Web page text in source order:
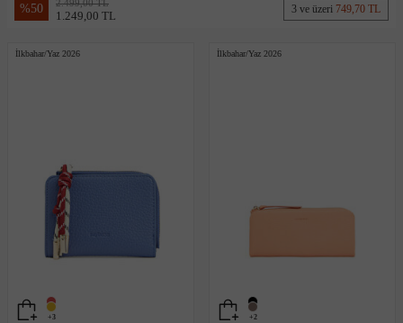
%50 2.499,00 TL
1.249,00 TL 3 ve üzeri 749,70 TL
+3
İlkbahar/Yaz 2026
+2
İlkbahar/Yaz 2026